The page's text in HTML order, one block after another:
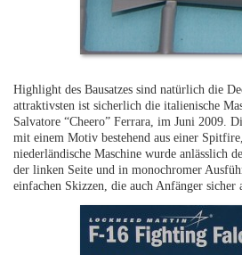
Highlight des Bausatzes sind natürlich die
attraktivsten ist sicherlich die italienische
Salvatore “Cheero” Ferrara, im Juni 2009.
mit einem Motiv bestehend aus einer
niederländische Maschine wurde anlässlich
der linken Seite und in monochromer
einfachen Skizzen, die auch Anfänger